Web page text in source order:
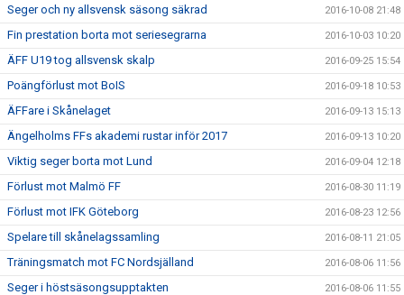
Seger och ny allsvensk säsong säkrad 2016-10-08 21:48
Fin prestation borta mot seriesegrarna 2016-10-03 10:20
ÄFF U19 tog allsvensk skalp 2016-09-25 15:54
Poängförlust mot BoIS 2016-09-18 10:53
ÄFFare i Skånelaget 2016-09-13 15:13
Ängelholms FFs akademi rustar inför 2017 2016-09-13 10:20
Viktig seger borta mot Lund 2016-09-04 12:18
Förlust mot Malmö FF 2016-08-30 11:19
Förlust mot IFK Göteborg 2016-08-23 12:56
Spelare till skånelagssamling 2016-08-11 21:05
Träningsmatch mot FC Nordsjälland 2016-08-06 11:56
Seger i höstsäsongsupptakten 2016-08-06 11:55